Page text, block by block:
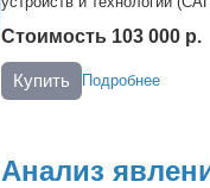
Стоимость 103 000 р.
Купить Подробнее
Анализ